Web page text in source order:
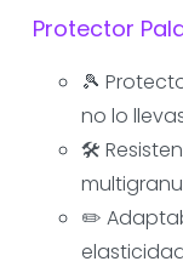
Protector
🎾
no lo
🛠
✏️